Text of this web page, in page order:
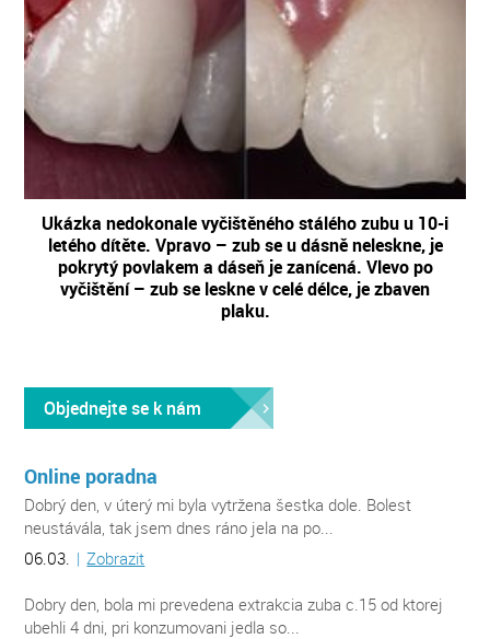
Ukázka nedokonale vyčištěného stálého zubu u 10-i
letého dítěte. Vpravo – zub se u dásně neleskne, je
pokrytý povlakem a dáseň je zanícená. Vlevo po
vyčištění – zub se leskne v celé délce, je zbaven
plaku.
Objednejte se k nám
Online poradna
Dobrý den, v úterý mi byla vytržena šestka dole. Bolest
neustávála, tak jsem dnes ráno jela na po...
06.03. | Zobrazit
Dobry den, bola mi prevedena extrakcia zuba c.15 od ktorej
ubehli 4 dni, pri konzumovani jedla so...